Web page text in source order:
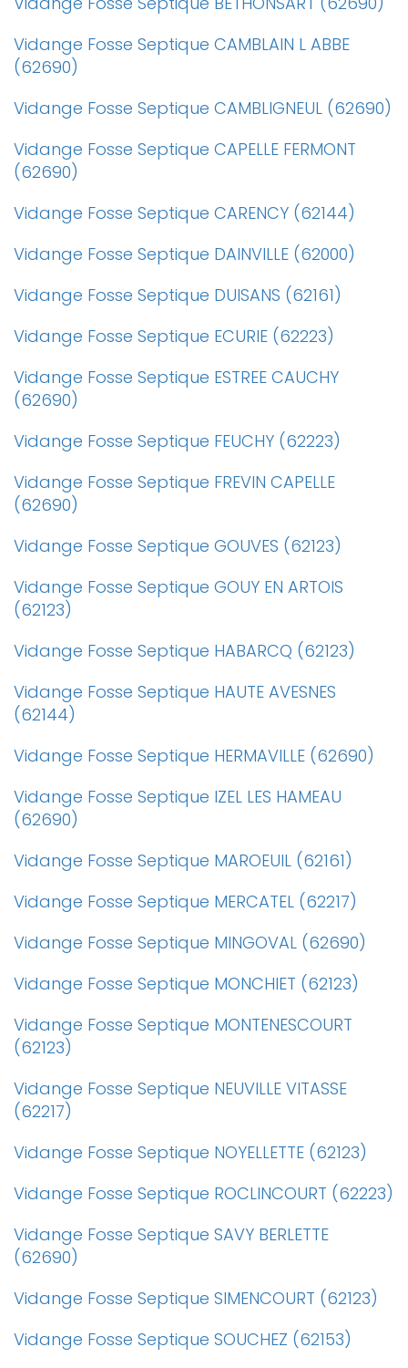
Vidange Fosse Septique CAMBLAIN L ABBE
(62690)
Vidange Fosse Septique CAMBLIGNEUL (62690)
Vidange Fosse Septique CAPELLE FERMONT
(62690)
Vidange Fosse Septique CARENCY (62144)
Vidange Fosse Septique DAINVILLE (62000)
Vidange Fosse Septique DUISANS (62161)
Vidange Fosse Septique ECURIE (62223)
Vidange Fosse Septique ESTREE CAUCHY
(62690)
Vidange Fosse Septique FEUCHY (62223)
Vidange Fosse Septique FREVIN CAPELLE
(62690)
Vidange Fosse Septique GOUVES (62123)
Vidange Fosse Septique GOUY EN ARTOIS
(62123)
Vidange Fosse Septique HABARCQ (62123)
Vidange Fosse Septique HAUTE AVESNES
(62144)
Vidange Fosse Septique HERMAVILLE (62690)
Vidange Fosse Septique IZEL LES HAMEAU
(62690)
Vidange Fosse Septique MAROEUIL (62161)
Vidange Fosse Septique MERCATEL (62217)
Vidange Fosse Septique MINGOVAL (62690)
Vidange Fosse Septique MONCHIET (62123)
Vidange Fosse Septique MONTENESCOURT
(62123)
Vidange Fosse Septique NEUVILLE VITASSE
(62217)
Vidange Fosse Septique NOYELLETTE (62123)
Vidange Fosse Septique ROCLINCOURT (62223)
Vidange Fosse Septique SAVY BERLETTE
(62690)
Vidange Fosse Septique SIMENCOURT (62123)
Vidange Fosse Septique SOUCHEZ (62153)